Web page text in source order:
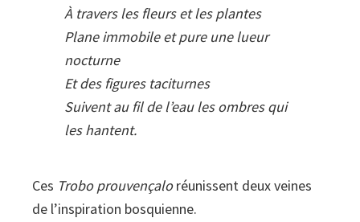
À travers les fleurs et les plantes
Plane immobile et pure une lueur
nocturne
Et des figures taciturnes
Suivent au fil de l’eau les ombres qui
les hantent.
Ces Trobo prouvençaloréunissent deux veines
de l’inspiration bosquienne.